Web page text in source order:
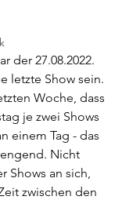
bewertet.
der 27.08.2022.
letzte Show sein.
Woche, dass
je zwei Shows
einem Tag - das
Nicht
Shows an sich,
zwischen den